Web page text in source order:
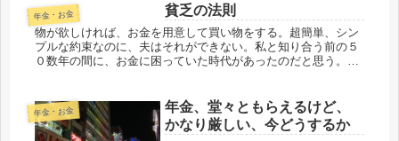
ら、そんな夫がいれば、合わせて3...
年金・お金 貧乏の法則
物が欲しければ、お金を用意して買い物をする。超簡単、シン
プルな約束なのに、夫はそれができない。私と知り合う前の５
０数年の間に、お金に困っていた時代があったのだと思う。き
年金・お金
年金、堂々ともらえるけど、
かなり厳しい、今どうするか